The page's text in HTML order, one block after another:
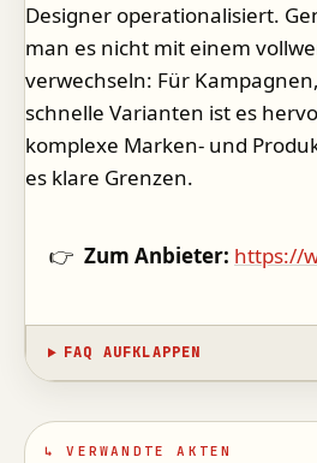
Designer operationalisiert.
man es nicht mit einem
verwechseln: Für
schnelle Varianten ist es
komplexe Marken- und
es klare Grenzen.
👉 Zum Anbieter: https://
FAQ AUFKLAPPEN
↳ VERWANDTE AKTEN